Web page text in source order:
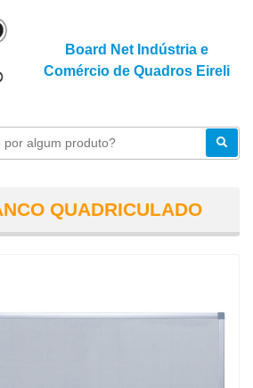
Board Net Indústria e
Comércio de Quadros Eireli
QUADRICULADO